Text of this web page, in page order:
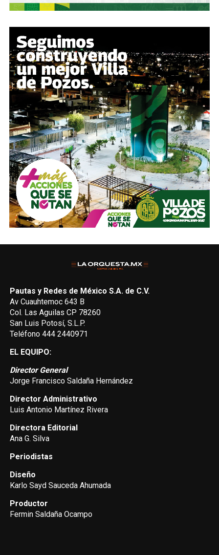
Pautas y Redes de México S.A. de C.V.
Av Cuauhtemoc 643 B
Col. Las Aguilas CP 78260
San Luis Potosí, S.L.P.
Teléfono 444 2440971
EL EQUIPO:
Director General
Jorge Francisco Saldaña Hernández
Director Administrativo
Luis Antonio Martínez Rivera
Directora Editorial
Ana G. Silva
Periodistas
Diseño
Karlo Sayd Sauceda Ahumada
Productor
Fermin Saldaña Ocampo